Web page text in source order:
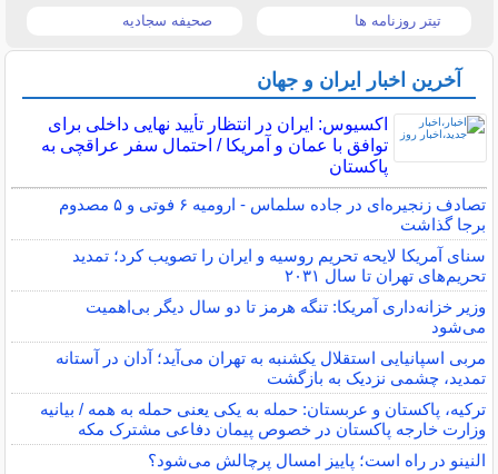
تیتر روزنامه ها صحیفه سجادیه
آخرین اخبار ایران و جهان
اکسیوس: ایران در انتظار تأیید نهایی داخلی برای
توافق با عمان و آمریکا / احتمال سفر عراقچی به
پاکستان
تصادف زنجیره‌ای در جاده سلماس - ارومیه ۶ فوتی و ۵ مصدوم
برجا گذاشت
سنای آمریکا لایحه تحریم روسیه و ایران را تصویب کرد؛ تمدید
تحریم‌های تهران تا سال ۲۰۳۱
وزیر خزانه‌داری آمریکا: تنگه هرمز تا دو سال دیگر بی‌اهمیت
می‌شود
مربی اسپانیایی استقلال یکشنبه به تهران می‌آید؛ آدان در آستانه
تمدید، چشمی نزدیک به بازگشت
ترکیه، پاکستان و عربستان: حمله به یکی یعنی حمله به همه / بیانیه
وزارت خارجه پاکستان در خصوص پیمان دفاعی مشترک مکه
النینو در راه است؛ پاییز امسال پرچالش می‌شود؟